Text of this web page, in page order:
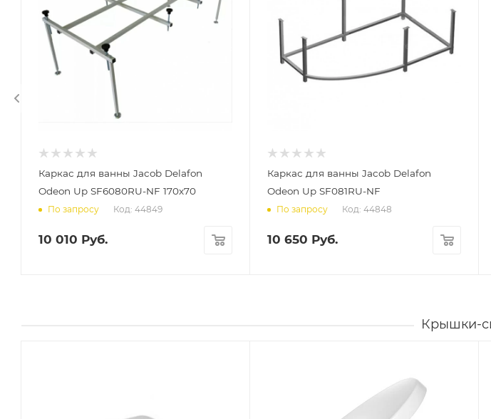
Каркас для ванны Jacob Delafon
Odeon Up SF6080RU-NF 170х70
По запросу Код: 44849
10 010 Руб.
Каркас для ванны Jacob Delafon
Odeon Up SF081RU-NF
По запросу Код: 44848
10 650 Руб.
Крышки-